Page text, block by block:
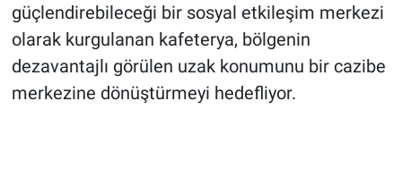
güçlendirebileceği bir sosyal etkileşim merkezi
olarak kurgulanan kafeterya, bölgenin
dezavantajlı görülen uzak konumunu bir cazibe
merkezine dönüştürmeyi hedefliyor.